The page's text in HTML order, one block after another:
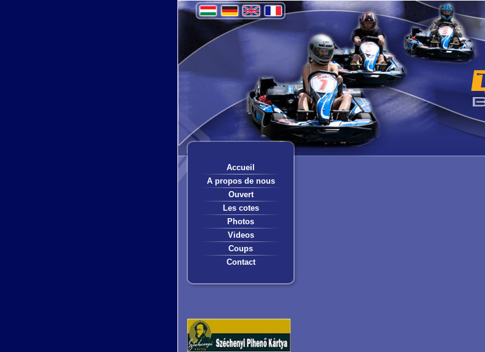
Accueil
A propos de nous
Ouvert
Les cotes
Photos
Videos
Coups
Contact